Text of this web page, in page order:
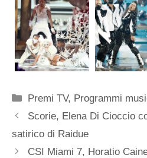
Categorie
Premi TV, Programmi
Scorie, Elena Di Cioccio
satirico di Raidue
CSI Miami 7, Horatio